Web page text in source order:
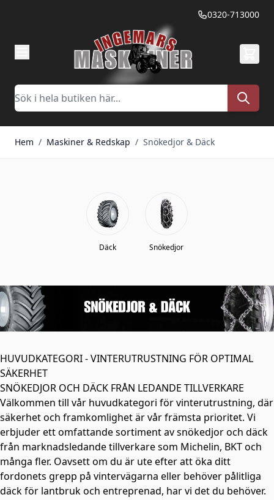
0320-713000
Sök
Hem / Maskiner & Redskap / Snökedjor & Däck
Däck Snökedjor
HUVUDKATEGORI - VINTERUTRUSTNING FÖR OPTIMAL
SÄKERHET
SNÖKEDJOR OCH DÄCK FRÅN LEDANDE TILLVERKARE
Välkommen till vår huvudkategori för vinterutrustning, där
säkerhet och framkomlighet är vår främsta prioritet. Vi
erbjuder ett omfattande sortiment av snökedjor och däck
från marknadsledande tillverkare som Michelin, BKT och
många fler. Oavsett om du är ute efter att öka ditt
fordonets grepp på vintervägarna eller behöver pålitliga
däck för lantbruk och entreprenad, har vi det du behöver.